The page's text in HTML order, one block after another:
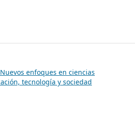
enfoques en ciencias
tecnología y sociedad